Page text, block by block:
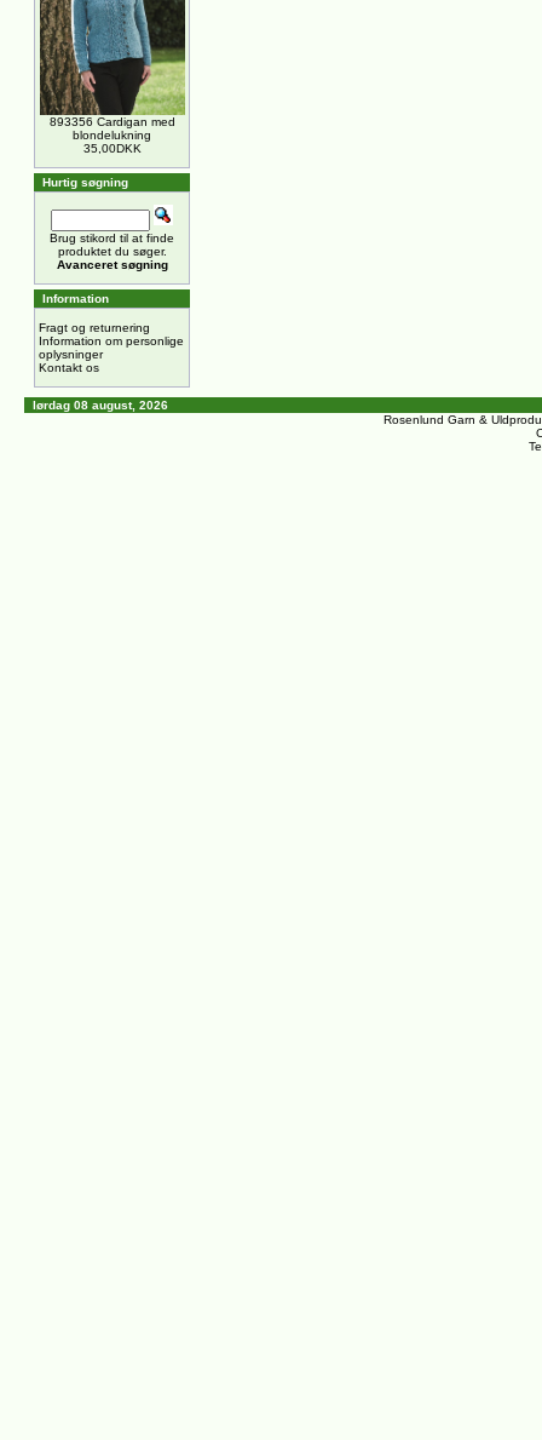
893356 Cardigan med
blondelukning
35,00DKK
Hurtig søgning
Brug stikord til at finde
produktet du søger.
Avanceret søgning
Information
Fragt og returnering
Information om personlige
oplysninger
Kontakt os
lørdag 08 august, 2026
Rosenlund Garn &